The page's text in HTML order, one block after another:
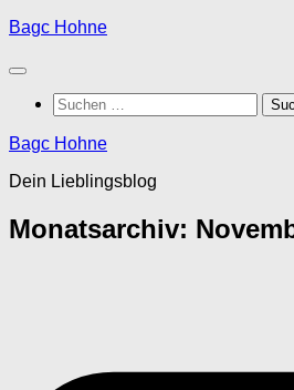
Zum
springen
Bagc Hohne
Suchen
nach:
Bagc Hohne
Dein Lieblingsblog
Monatsarchiv: